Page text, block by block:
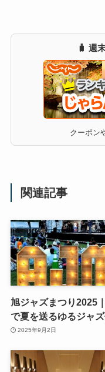
🧳 週
クーポン
関連記事
旭ジャズまつり2025
で夏を送るゆるジャ
2025年9月2日